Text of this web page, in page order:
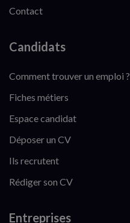
Contact
Candidats
Comment trouver un emploi ?
Fiches métiers
Espace candidat
Déposer un CV
Ils recrutent
Rédiger son CV
Entreprises